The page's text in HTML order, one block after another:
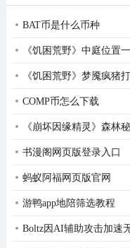
BAT币是什么币种
《饥困荒野》中庭位置
《饥困荒野》梦魇疯猪
COMP币怎么下载
《崩坏因缘精灵》森林
书漫阁网页版登录入口
蚂蚁阿福网页版官网
游鸭app地陪筛选教程
Boltz因AI辅助攻击加速